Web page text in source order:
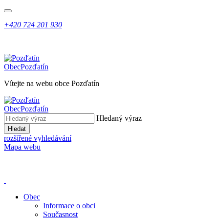
+420 724 201 930
ObecPozďatín
Vítejte na webu obce Pozďatín
ObecPozďatín
Hledaný výraz
Hledat
rozšířené vyhledávání
Mapa webu
Obec
Informace o obci
Současnost